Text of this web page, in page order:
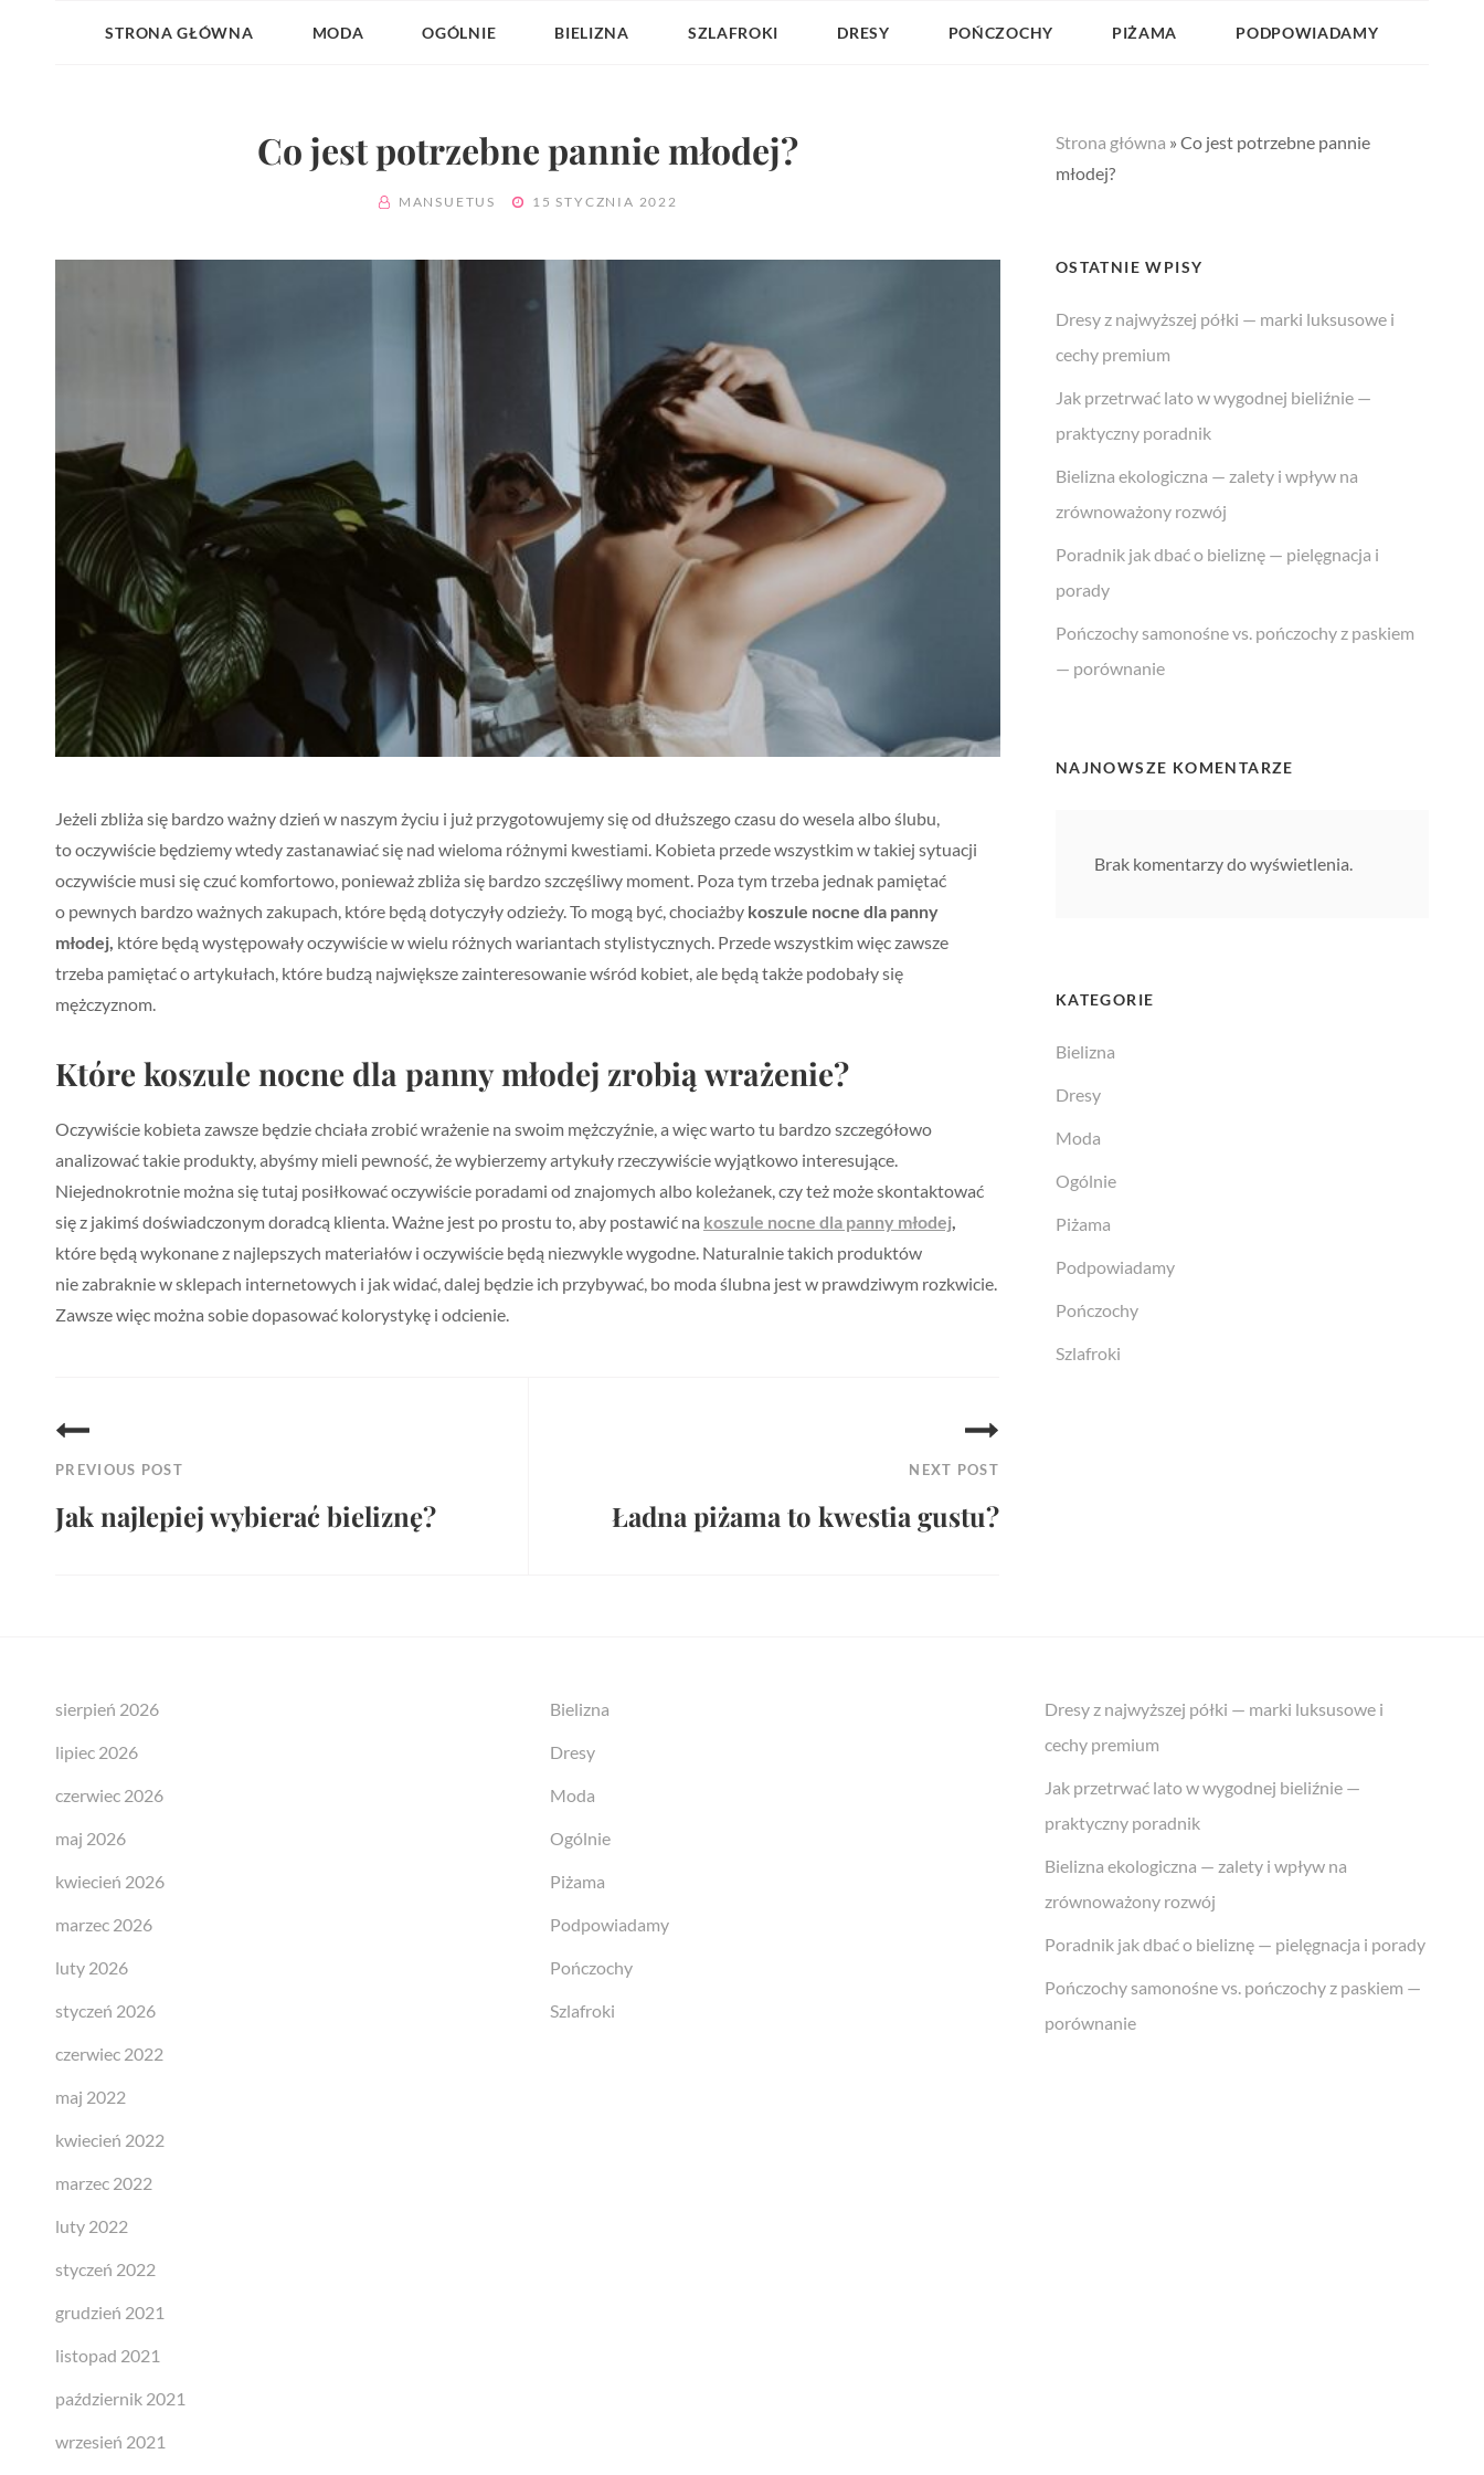
STRONA GŁÓWNA MODA OGÓLNIE BIELIZNA SZLAFROKI DRESY POŃCZOCHY PIŻAMA PODPOWIADAMY
Co jest potrzebne pannie młodej?
BY MANSUETUS
POSTED
15 STYCZNIA 2022
Jeżeli zbliża się bardzo ważny dzień w naszym życiu i już przygotowujemy się od dłuższego czasu do wesela albo ślubu,
to oczywiście będziemy wtedy zastanawiać się nad wieloma różnymi kwestiami. Kobieta przede wszystkim w takiej sytuacji
oczywiście musi się czuć komfortowo, ponieważ zbliża się bardzo szczęśliwy moment. Poza tym trzeba jednak pamiętać
o pewnych bardzo ważnych zakupach, które będą dotyczyły odzieży. To mogą być, chociażby koszule nocne dla panny
młodej, które będą występowały oczywiście w wielu różnych wariantach stylistycznych. Przede wszystkim więc zawsze
trzeba pamiętać o artykułach, które budzą największe zainteresowanie wśród kobiet, ale będą także podobały się
mężczyznom.
Które koszule nocne dla panny młodej zrobią wrażenie?
Oczywiście kobieta zawsze będzie chciała zrobić wrażenie na swoim mężczyźnie, a więc warto tu bardzo szczegółowo
analizować takie produkty, abyśmy mieli pewność, że wybierzemy artykuły rzeczywiście wyjątkowo interesujące.
Niejednokrotnie można się tutaj posiłkować oczywiście poradami od znajomych albo koleżanek, czy też może skontaktować
się z jakimś doświadczonym doradcą klienta. Ważne jest po prostu to, aby postawić na koszule nocne dla panny młodej
które będą wykonane z najlepszych materiałów i oczywiście będą niezwykle wygodne. Naturalnie takich produktów
nie zabraknie w sklepach internetowych i jak widać, dalej będzie ich przybywać, bo moda ślubna jest w prawdziwym rozkwicie.
Zawsze więc można sobie dopasować kolorystykę i odcienie.
wpisu
PREVIOUS POST
Jak najlepiej wybierać bieliznę?
NEXT POST
Ładna piżama to kwestia gustu?
Strona główna » Co jest potrzebne pannie
młodej?
OSTATNIE WPISY
Dresy z najwyższej półki — marki luksusowe i
cechy premium
Jak przetrwać lato w wygodnej bieliźnie —
praktyczny poradnik
Bielizna ekologiczna — zalety i wpływ na
zrównoważony rozwój
Poradnik jak dbać o bieliznę — pielęgnacja i
porady
Pończochy samonośne vs. pończochy z paskiem
— porównanie
NAJNOWSZE KOMENTARZE
Brak komentarzy do wyświetlenia.
KATEGORIE
Bielizna
Dresy
Moda
Ogólnie
Piżama
Podpowiadamy
Pończochy
Szlafroki
sierpień 2026
lipiec 2026
czerwiec 2026
maj 2026
kwiecień 2026
marzec 2026
luty 2026
styczeń 2026
czerwiec 2022
maj 2022
kwiecień 2022
marzec 2022
luty 2022
styczeń 2022
grudzień 2021
listopad 2021
październik 2021
wrzesień 2021
Bielizna
Dresy
Moda
Ogólnie
Piżama
Podpowiadamy
Pończochy
Szlafroki
Dresy z najwyższej półki — marki luksusowe i
cechy premium
Jak przetrwać lato w wygodnej bieliźnie —
praktyczny poradnik
Bielizna ekologiczna — zalety i wpływ na
zrównoważony rozwój
Poradnik jak dbać o bieliznę — pielęgnacja i porady
Pończochy samonośne vs. pończochy z paskiem —
porównanie